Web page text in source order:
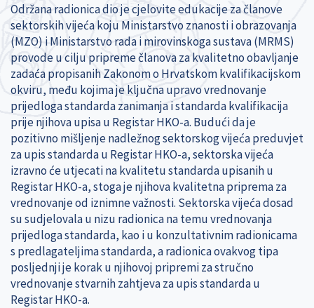
Održana radionica dio je cjelovite edukacije za članove
sektorskih vijeća koju Ministarstvo znanosti i obrazovanja
(MZO) i Ministarstvo rada i mirovinskoga sustava (MRMS)
provode u cilju pripreme članova za kvalitetno obavljanje
zadaća propisanih Zakonom o Hrvatskom kvalifikacijskom
okviru, među kojima je ključna upravo vrednovanje
prijedloga standarda zanimanja i standarda kvalifikacija
prije njihova upisa u Registar HKO-a. Budući da je
pozitivno mišljenje nadležnog sektorskog vijeća preduvjet
za upis standarda u Registar HKO-a, sektorska vijeća
izravno će utjecati na kvalitetu standarda upisanih u
Registar HKO-a, stoga je njihova kvalitetna priprema za
vrednovanje od iznimne važnosti. Sektorska vijeća dosad
su sudjelovala u nizu radionica na temu vrednovanja
prijedloga standarda, kao i u konzultativnim radionicama
s predlagateljima standarda, a radionica ovakvog tipa
posljednji je korak u njihovoj pripremi za stručno
vrednovanje stvarnih zahtjeva za upis standarda u
Registar HKO-a.